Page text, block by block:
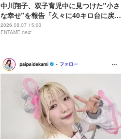
中川翔子、双子育児中に見つけた"小さ
な幸せ"を報告「久々に40キロ台に戻れ
た」
2026.08.07 15:03
ENTAME next